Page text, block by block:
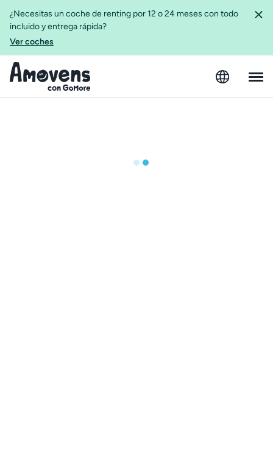
¿Necesitas un coche de renting por 12 o 24 meses con todo
incluido y entrega rápida?
Ver coches